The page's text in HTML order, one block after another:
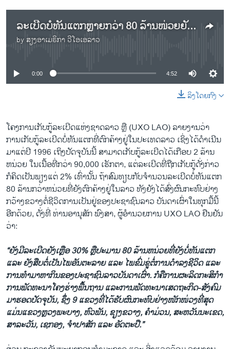
ພາສາຕ່າງໆ
ລະເບີດບໍ່ທັນແຕກຫຼາຍກວ່າ 80 ລ້ານໜ່ວຍຍັງຕົກຄ້າງຢູ່ໃນ 9 ແຂວງຂອງລາວ
by ສຽງອາເມຣິກາ ວີໂອເອລາວ
No media source currently available
0:00 4:52
ລິງໂດຍກົງ
ໂຄງການເກັບກູ້ລະເບີດແຫ່ງຊາດລາວ ຫຼື (UXO LAO) ລາຍງານວ່າ
ການເກັບກູ້ລະເບີດບໍ່ທັນແຕກທີ່ຕົກຄ້າງຢູ່ໃນປະເທດລາວ ເຊິ່ງໄດ້ດຳເນີນ
ມາແຕ່ປີ 1996 ເຖິງປັດຈຸບັນນີ້​ ສາມາດ​ເກັບ​ກູ້​ລະ​ເບີດ​ໄດ້ເກືອບ 2 ລ້ານ​
ຫນ່ວຍ​ ໃນ​ເນື້ອ​ທີ່​ກວ່າ 90,000 ​ເຮັກ​ຕາ, ​ແຕ່​ລະ​ເບີດ​ທີ່​ຖືກ​ເກັບ​ກູ້ດັ່ງກ່າວ
ກໍຄິດເປັນພຽງແຕ່ 2% ເທົ່ານັ້ນ ຖ້າສົມທຽບກັບຈຳນວນລະເບີດບໍ່ທັນແຕກ
80 ລ້ານກວ່າຫນ່ວຍທີ່ຍັງຕົກຄ້າງຢູ່ໃນລາວ ທັງຍັງໄດ້ສົ່ງຜົນກະທົບຢ່າງ
ກວ້າງຂວາງຕໍ່ຊີວິດການເປັນຢູ່ຂອງປະຊາຊົນລາວ ບັນດາເຜົ່າໃນທຸກມື້ນີ້
ອີກດ້ວຍ, ດັ່ງທີ່ ທ່ານອານຸສັກ ພົງສາ, ຜູ້ອໍານວຍການ UXO LAO ຢືນຢັນ
ວ່າ:
“ຍັງ​ມີ​ລະ​ເບີດ​ຍັງ​ເຫຼືອ 30% ຫຼື​ປະ​ມານ 80 ລ້ານ​ຫນ່ວຍ​ທີ່​ຍັງ​ບໍ່​ທັນ​ແຕກ
ແລະ ຍັງສືບຕໍ່ເປັນໄພອັນຕະລາຍ ແລະ ໄພຂົ່ມຂູ່ຕໍ່ການດຳລງຊີວິດ ແລະ
ການທຳມາຫາກິນຂອງປະຊາຊົນລາວບັນດາເຜົ່າ. ກໍຄືການ​ຜະ​ລິດ​ກະ​ສິ​ກໍາ​
ການພັດທະນາໂຄງຮ່າງພື້ນຖານ ​ແລະ​ການ​ພັດທະນາ​ເສດຖະກິດ-ສັງຄົມ​
ມາ​ຮອດ​ປັດຈຸ​ບັນ, ຊຶ່ງ 9 ​ແຂວງ​ທີ່​ໄດ້​ຮັບ​ຜົນ​ກະທົບ​ຢ່າງ​ໜັກໜ່ວງ​ທີ່​ສຸດ​
ແມ່ນ​ແຂວງ​ຫຼວງ​ພະ​ບາງ, ຫົວພັນ, ຊຽງ​ຂວາງ, ຄຳ​ມ່ວນ, ສະຫວັນ​ນະ​ເຂດ,
ສາລະ​ວັນ, ເຊ​ກອງ, ຈຳປາ​ສັກ ​ແລະ ອັດ​ຕະປື.”